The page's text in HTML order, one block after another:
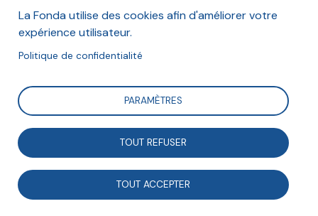
Septembre 2024 (2)
Mai 2024 (2)
Avril 2024 (3)
Mars 2024 (1)
Février 2024 (1)
La Fonda utilise des cookies afin d'améliorer votre
expérience utilisateur.
Politique de confidentialité
PARAMÈTRES
TOUT REFUSER
TOUT ACCEPTER